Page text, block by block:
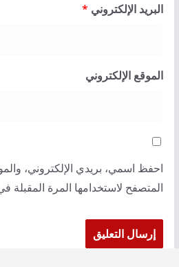
البريد الإلكتروني *
الموقع الإلكتروني
احفظ اسمي، بريدي الإلكتروني،
المتصفح لاستخدامها المرة المقبلة